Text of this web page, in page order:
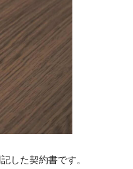
した契約書です。